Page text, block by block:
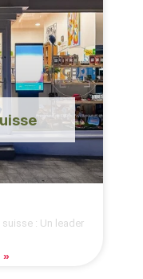
: Un leader
»